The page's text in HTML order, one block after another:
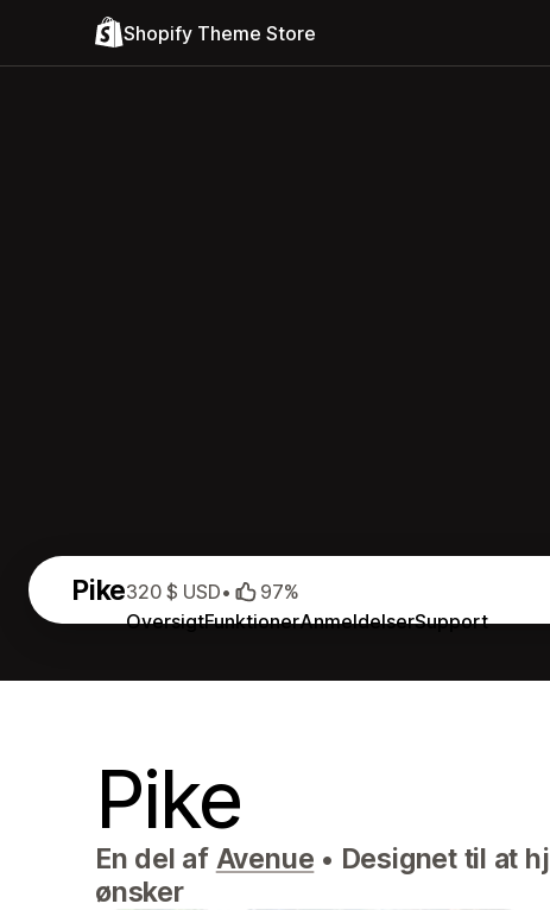
Shopify Theme Store
Pike
OversigtFunktionerAnmeldelserSupport
320 $ USD• 97%
Pike
En del af Avenue • Designet til at
ønsker